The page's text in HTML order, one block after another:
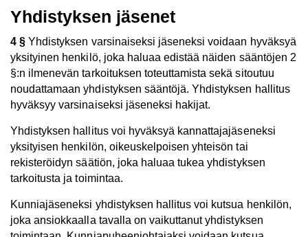
Yhdistyksen jäsenet
4 §Yhdistyksen varsinaiseksi jäseneksi voidaan hyväksyä
yksityinen henkilö, joka haluaa edistää näiden sääntöjen 2
§:n ilmenevän tarkoituksen toteuttamista sekä sitoutuu
noudattamaan yhdistyksen sääntöjä. Yhdistyksen hallitus
hyväksyy varsinaiseksi jäseneksi hakijat.
Yhdistyksen hallitus voi hyväksyä kannattajajäseneksi
yksityisen henkilön, oikeuskelpoisen yhteisön tai
rekisteröidyn säätiön, joka haluaa tukea yhdistyksen
tarkoitusta ja toimintaa.
Kunniajäseneksi yhdistyksen hallitus voi kutsua henkilön,
joka ansiokkaalla tavalla on vaikuttanut yhdistyksen